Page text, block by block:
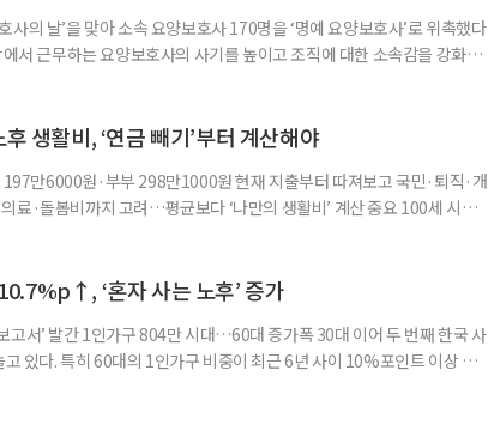
사의 날’을 맞아 소속 요양보호사 170명을 ‘명예 요양보호사’로 위촉했다
서 근무하는 요양보호사의 사기를 높이고 조직에 대한 소속감을 강화하
장과 감사 편지를 전달했다. 우수 요양보호사들이 현장에서 쌓은 돌봄
생활비, ‘연금 빼기’부터 계산해야
만6000원·부부 298만1000원 현재 지출부터 따져보고 국민·퇴직·개
료·돌봄비까지 고려…평균보다 ‘나만의 생활비’ 계산 중요 100세 시대
조고은 하나금융연구소 하나더넥스트연구센터 수석연구원은 은퇴
‘혼자 사는 노후’ 증가
고서’ 발간 1인가구 804만 시대…60대 증가폭 30대 이어 두 번째 한국 사
고 있다. 특히 60대의 1인가구 비중이 최근 6년 사이 10%포인트 이상 상